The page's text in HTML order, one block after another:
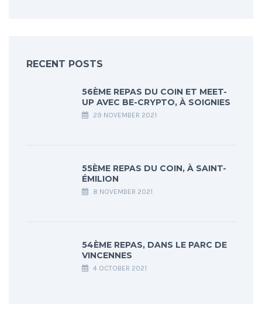
RECENT POSTS
56ÈME REPAS DU COIN ET MEET-
UP AVEC BE-CRYPTO, À SOIGNIES
29 NOVEMBER 2021
55ÈME REPAS DU COIN, À SAINT-
ÉMILION
8 NOVEMBER 2021
54ÈME REPAS, DANS LE PARC DE
VINCENNES
4 OCTOBER 2021